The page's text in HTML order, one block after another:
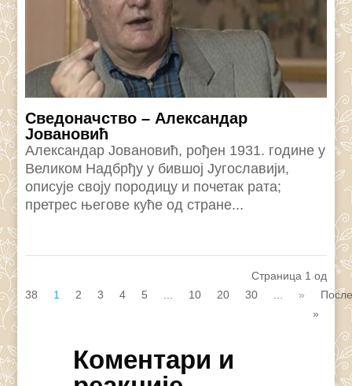
Сведоначство – Александар
Јовановић
Александар Јовановић, рођен 1931. године у
Великом Надбрђу у бившој Југославији,
описује своју породицу и почетак рата;
претрес његове куће од стране...
Страница 1 од
38
1 2 3 4 5 10 20 30 »
»
Коментари и